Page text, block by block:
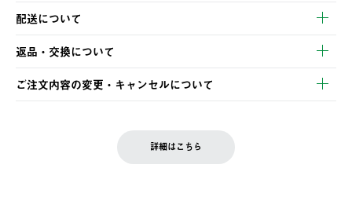
以下のいずれかの方法でお支払いいただけます。
・クレジットカード決済
・コンビニ決済
・Pay-easy決済
配送について
【発送スケジュール】
ご注文・ご入金完了より2営業日以内に商品を発送いたします。
土日祝の発送はございませんので、木曜日以降のご注文は週明け
の発送となる場合がございます。
返品・交換について
※お客様都合の場合
お客様都合の返品にかかる送料は、お客様ご負担とさせていただ
ご注文内容の変更・キャンセルについて
LOGOS FAMILY会員の方は、会員マイページ内 購入履歴画面に
詳細はこちら